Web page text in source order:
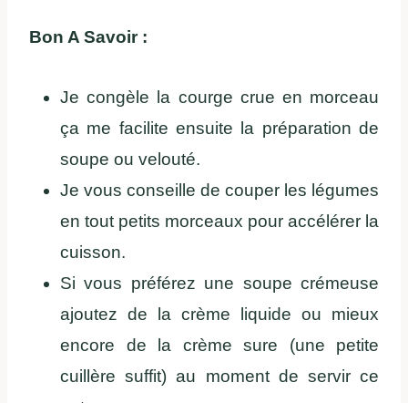
Bon A Savoir :
Je congèle la courge crue en morceau
ça me facilite ensuite la préparation de
soupe ou velouté.
Je vous conseille de couper les légumes
en tout petits morceaux pour accélérer la
cuisson.
Si vous préférez une soupe crémeuse
ajoutez de la crème liquide ou mieux
encore de la crème sure (une petite
cuillère suffit) au moment de servir ce